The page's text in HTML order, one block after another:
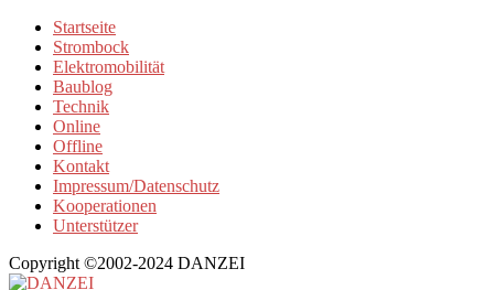
Startseite
Strombock
Elektromobilität
Baublog
Technik
Online
Offline
Kontakt
Impressum/Datenschutz
Kooperationen
Unterstützer
Copyright ©2002-2024 DANZEI